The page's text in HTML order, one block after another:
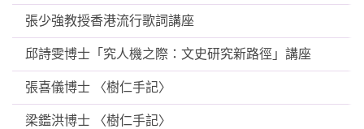
張少強教授香港流行歌詞講座
邱詩雯博士「究人機之際：文史研究新路徑」講座
張喜儀博士 〈樹仁手記〉
梁鑑洪博士 〈樹仁手記〉